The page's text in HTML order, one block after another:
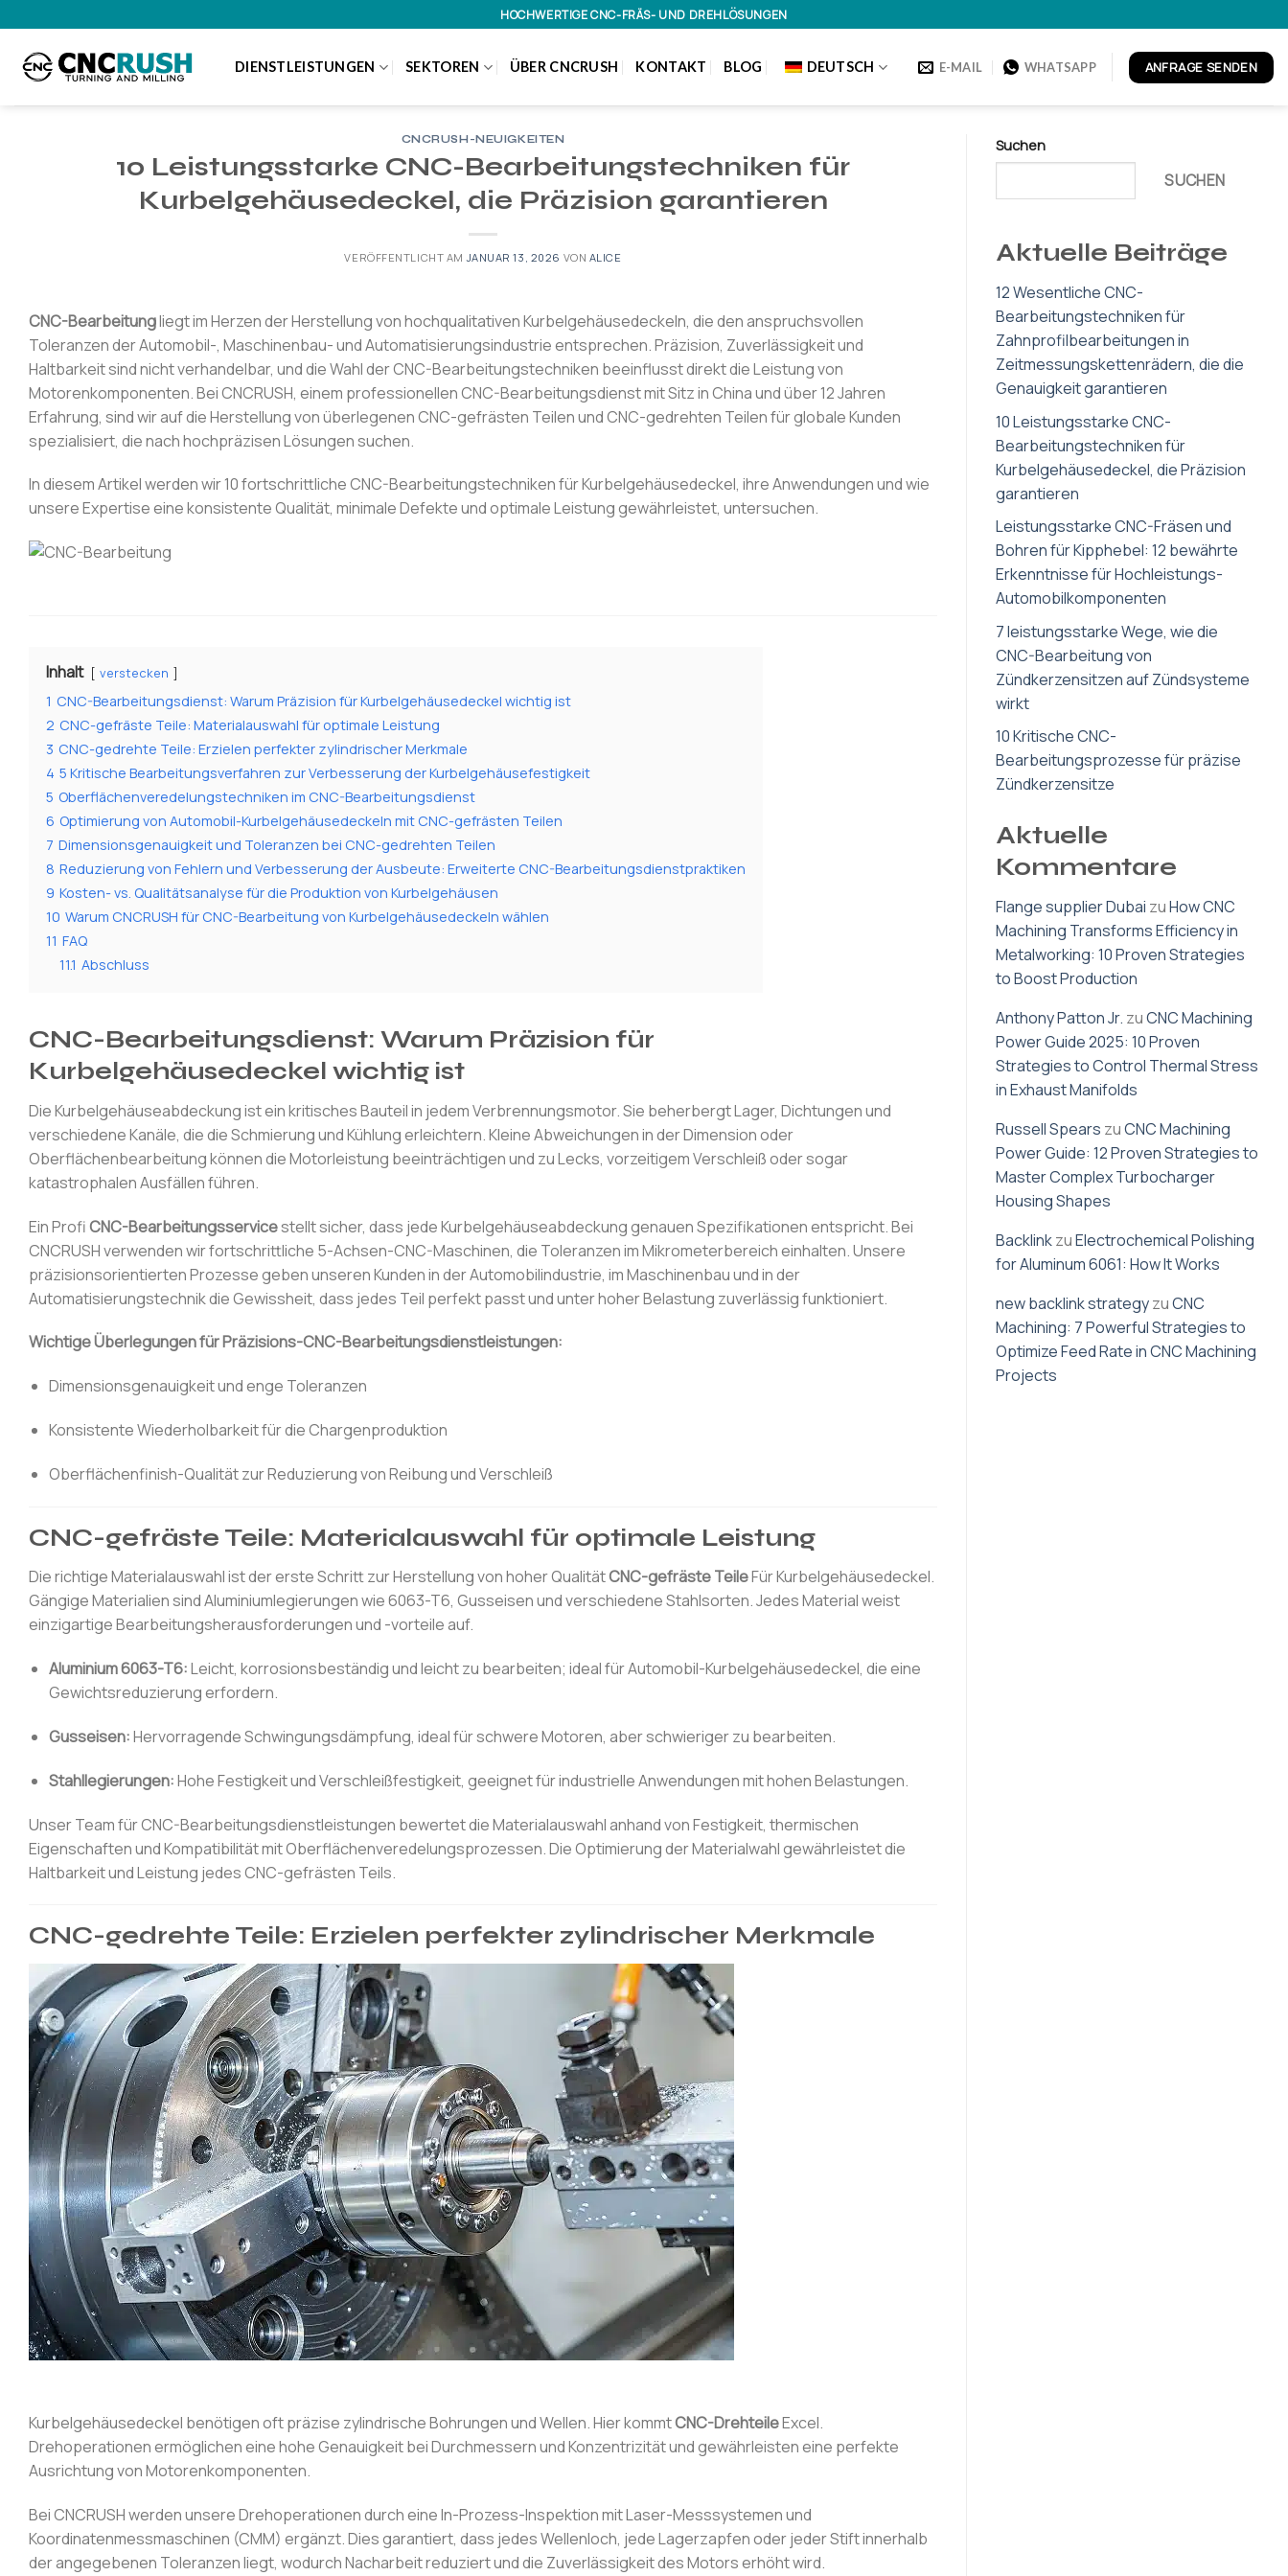
Inhalt
springen
HOCHWERTIGE CNC-FRÄS- UND DREHLÖSUNGEN
DIENSTLEISTUNGEN SEKTOREN ÜBER CNCRUSH KONTAKT BLOG DEUTSCH E-MAIL WHATSAPP ANFRAGE SENDEN
CNCRUSH-NEUIGKEITEN
10 Leistungsstarke CNC-Bearbeitungstechniken für
Kurbelgehäusedeckel, die Präzision garantieren
VERÖFFENTLICHT AMJANUAR 13, 2026 VON ALICE
CNC-Bearbeitungliegt im Herzen der Herstellung von hochqualitativen Kurbelgehäusedeckeln, die den anspruchsvollen
Toleranzen der Automobil-, Maschinenbau- und Automatisierungsindustrie entsprechen. Präzision, Zuverlässigkeit und
Haltbarkeit sind nicht verhandelbar, und die Wahl der CNC-Bearbeitungstechniken beeinflusst direkt die Leistung von
Motorenkomponenten. Bei CNCRUSH, einem professionellen CNC-Bearbeitungsdienst mit Sitz in China und über 12 Jahren
Erfahrung, sind wir auf die Herstellung von überlegenen CNC-gefrästen Teilen und CNC-gedrehten Teilen für globale Kunden
spezialisiert, die nach hochpräzisen Lösungen suchen.
In diesem Artikel werden wir 10 fortschrittliche CNC-Bearbeitungstechniken für Kurbelgehäusedeckel, ihre Anwendungen und wie
unsere Expertise eine konsistente Qualität, minimale Defekte und optimale Leistung gewährleistet, untersuchen.
Inhalt verstecken
1 CNC-Bearbeitungsdienst: Warum Präzision für Kurbelgehäusedeckel wichtig ist
2 CNC-gefräste Teile: Materialauswahl für optimale Leistung
3 CNC-gedrehte Teile: Erzielen perfekter zylindrischer Merkmale
4 5 Kritische Bearbeitungsverfahren zur Verbesserung der Kurbelgehäusefestigkeit
5 Oberflächenveredelungstechniken im CNC-Bearbeitungsdienst
6 Optimierung von Automobil-Kurbelgehäusedeckeln mit CNC-gefrästen Teilen
7 Dimensionsgenauigkeit und Toleranzen bei CNC-gedrehten Teilen
8 Reduzierung von Fehlern und Verbesserung der Ausbeute: Erweiterte CNC-Bearbeitungsdienstpraktiken
9 Kosten- vs. Qualitätsanalyse für die Produktion von Kurbelgehäusen
10 Warum CNCRUSH für CNC-Bearbeitung von Kurbelgehäusedeckeln wählen
11 FAQ
11.1 Abschluss
CNC-Bearbeitungsdienst: Warum Präzision für
Kurbelgehäusedeckel wichtig ist
Die Kurbelgehäuseabdeckung ist ein kritisches Bauteil in jedem Verbrennungsmotor. Sie beherbergt Lager, Dichtungen und
verschiedene Kanäle, die die Schmierung und Kühlung erleichtern. Kleine Abweichungen in der Dimension oder
Oberflächenbearbeitung können die Motorleistung beeinträchtigen und zu Lecks, vorzeitigem Verschleiß oder sogar
katastrophalen Ausfällen führen.
Ein ProfiCNC-Bearbeitungsservicestellt sicher, dass jede Kurbelgehäuseabdeckung genauen Spezifikationen entspricht. Bei
CNCRUSH verwenden wir fortschrittliche 5-Achsen-CNC-Maschinen, die Toleranzen im Mikrometerbereich einhalten. Unsere
präzisionsorientierten Prozesse geben unseren Kunden in der Automobilindustrie, im Maschinenbau und in der
Automatisierungstechnik die Gewissheit, dass jedes Teil perfekt passt und unter hoher Belastung zuverlässig funktioniert.
Wichtige Überlegungen für Präzisions-CNC-Bearbeitungsdienstleistungen:
Dimensionsgenauigkeit und enge Toleranzen
Konsistente Wiederholbarkeit für die Chargenproduktion
Oberflächenfinish-Qualität zur Reduzierung von Reibung und Verschleiß
CNC-gefräste Teile: Materialauswahl für optimale Leistung
Die richtige Materialauswahl ist der erste Schritt zur Herstellung von hoher QualitätCNC-gefräste TeileFür Kurbelgehäusedeckel.
Gängige Materialien sind Aluminiumlegierungen wie 6063-T6, Gusseisen und verschiedene Stahlsorten. Jedes Material weist
einzigartige Bearbeitungsherausforderungen und -vorteile auf.
Aluminium 6063-T6:Leicht, korrosionsbeständig und leicht zu bearbeiten; ideal für Automobil-Kurbelgehäusedeckel, die eine
Gewichtsreduzierung erfordern.
Gusseisen:Hervorragende Schwingungsdämpfung, ideal für schwere Motoren, aber schwieriger zu bearbeiten.
Stahllegierungen:Hohe Festigkeit und Verschleißfestigkeit, geeignet für industrielle Anwendungen mit hohen Belastungen.
Unser Team für CNC-Bearbeitungsdienstleistungen bewertet die Materialauswahl anhand von Festigkeit, thermischen
Eigenschaften und Kompatibilität mit Oberflächenveredelungsprozessen. Die Optimierung der Materialwahl gewährleistet die
Haltbarkeit und Leistung jedes CNC-gefrästen Teils.
CNC-gedrehte Teile: Erzielen perfekter zylindrischer Merkmale
Kurbelgehäusedeckel benötigen oft präzise zylindrische Bohrungen und Wellen. Hier kommtCNC-DrehteileExcel.
Drehoperationen ermöglichen eine hohe Genauigkeit bei Durchmessern und Konzentrizität und gewährleisten eine perfekte
Ausrichtung von Motorenkomponenten.
Bei CNCRUSH werden unsere Drehoperationen durch eine In-Prozess-Inspektion mit Laser-Messsystemen und
Koordinatenmessmaschinen (CMM) ergänzt. Dies garantiert, dass jedes Wellenloch, jede Lagerzapfen oder jeder Stift innerhalb
der angegebenen Toleranzen liegt, wodurch Nacharbeit reduziert und die Zuverlässigkeit des Motors erhöht wird.
Suchen
SUCHEN
Aktuelle Beiträge
12 Wesentliche CNC-
Bearbeitungstechniken für
Zahnprofilbearbeitungen in
Zeitmessungskettenrädern, die die
Genauigkeit garantieren
10 Leistungsstarke CNC-
Bearbeitungstechniken für
Kurbelgehäusedeckel, die Präzision
garantieren
Leistungsstarke CNC-Fräsen und
Bohren für Kipphebel: 12 bewährte
Erkenntnisse für Hochleistungs-
Automobilkomponenten
7 leistungsstarke Wege, wie die
CNC-Bearbeitung von
Zündkerzensitzen auf Zündsysteme
wirkt
10 Kritische CNC-
Bearbeitungsprozesse für präzise
Zündkerzensitze
Aktuelle
Kommentare
Flange supplier Dubai zuHow CNC
Machining Transforms Efficiency in
Metalworking: 10 Proven Strategies
to Boost Production
Anthony Patton Jr. zuCNC Machining
Power Guide 2025: 10 Proven
Strategies to Control Thermal Stress
in Exhaust Manifolds
Russell Spears zuCNC Machining
Power Guide: 12 Proven Strategies to
Master Complex Turbocharger
Housing Shapes
BacklinkzuElectrochemical Polishing
for Aluminum 6061: How It Works
new backlink strategyzuCNC
Machining: 7 Powerful Strategies to
Optimize Feed Rate in CNC Machining
Projects